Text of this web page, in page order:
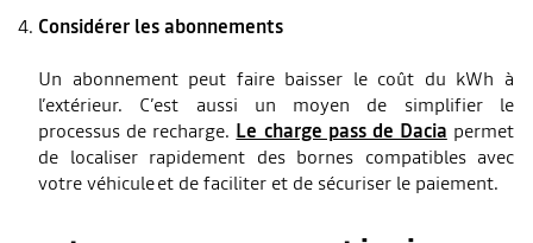
Considérer les abonnements
Un abonnement peut faire baisser le coût du kWh à
l’extérieur. C’est aussi un moyen de simplifier le
processus de recharge. Le charge pass de Dacia permet
de localiser rapidement des bornes compatibles avec
votre véhicule et de faciliter et de sécuriser le paiement.